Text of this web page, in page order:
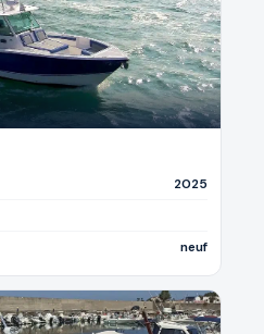
2025
neuf